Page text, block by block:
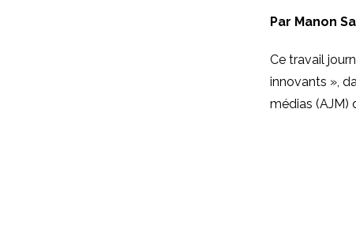
Par Manon
Ce travail
innovants »,
médias (AJM)